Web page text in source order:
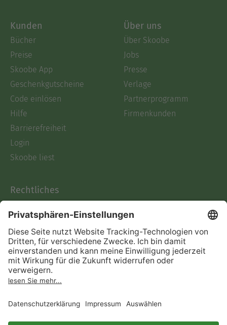
Kunden
Bücher
Preise
Skoobe App
Geschenkgutscheine
Code einlösen
Hilfe
Barrierefreiheit
Login
Skoobe liest
Über uns
Über Skoobe
Jobs
Presse
Verlage
Partnerprogramm
Firmenkunden
Rechtliches
AGB
Informationen nach Data
Act
Verträge hier kündigen
Impressum